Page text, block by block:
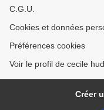
C.G.U.
Cookies et données
Préférences cookies
Voir le profil de cecile
Créer